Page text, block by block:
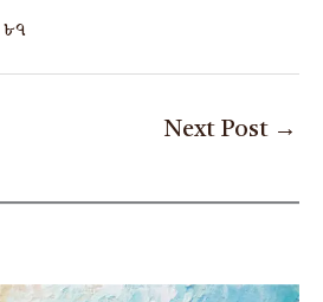
৮৭
Next Post →